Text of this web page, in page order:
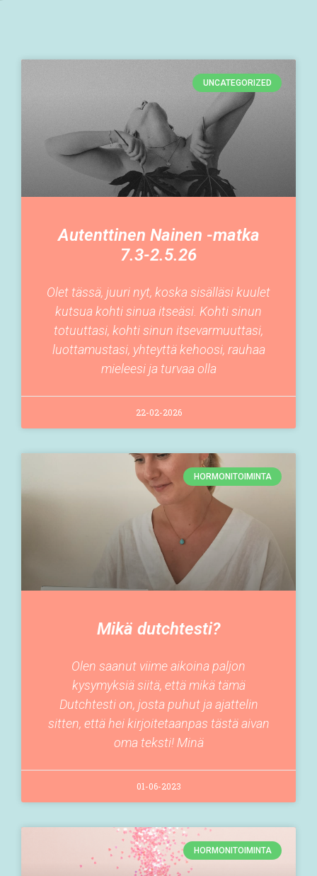
UNCATEGORIZED
Autenttinen Nainen -matka
7.3-2.5.26
Olet tässä, juuri nyt, koska sisälläsi kuulet
kutsua kohti sinua itseäsi. Kohti sinun
totuuttasi, kohti sinun itsevarmuuttasi,
luottamustasi, yhteyttä kehoosi, rauhaa
mieleesi ja turvaa olla
22-02-2026
HORMONITOIMINTA
Mikä dutchtesti?
Olen saanut viime aikoina paljon
kysymyksiä siitä, että mikä tämä
Dutchtesti on, josta puhut ja ajattelin
sitten, että hei kirjoitetaanpas tästä aivan
oma teksti! Minä
01-06-2023
HORMONITOIMINTA